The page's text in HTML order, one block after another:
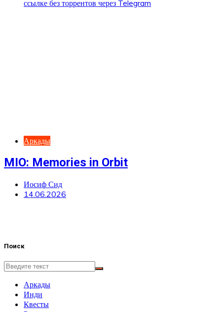
Аркады
MIO: Memories in Orbit
Иосиф Сид
14.06.2026
Поиск
Аркады
Инди
Квесты